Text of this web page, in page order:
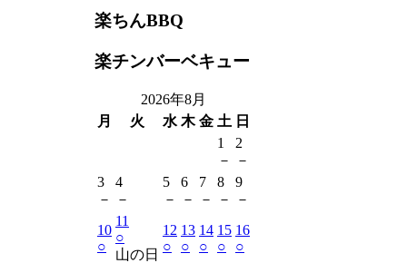
楽ちんBBQ
楽チンバーベキュー
2026年8月
月
火 水 木 金 土 日
1
－
2
－
3
－
4
－
5
－
6
－
7
－
8
－
9
－
10
○
11
○
山の日
12
○
13
○
14
○
15
○
16
○